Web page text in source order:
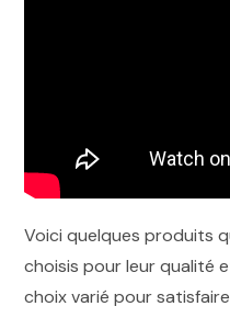
Voici quelques produits
choisis pour leur qualité
choix varié pour